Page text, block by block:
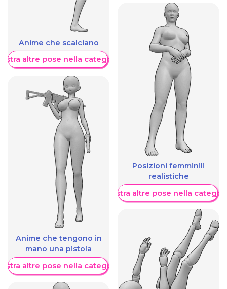
Anime che scalciano
altre pose nella categoria
Anime che tengono in
mano una pistola
altre pose nella categoria
Posizioni femminili
realistiche
Mostra altre pose nella